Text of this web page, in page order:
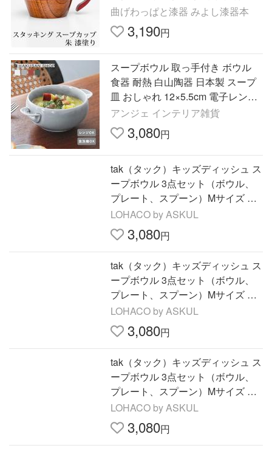
り 味噌汁 おしゃれ 取っ手付き 汁
椀 おわん 木製 食器
曲げわっぱと漆器 みよし漆器本
3,190円
スープボウル 取っ手付き ボウル
食器 耐熱 白山陶器 日本製 スープ
皿 おしゃれ 12×5.5cm 電子レンジ
可能 食洗機可能
アンジェ インテリア雑貨
3,080円
tak（タック）キッズディッシュ ス
ープボウル 3点セット（ボウル、
プレート、スプーン）Mサイズ オ
レンジ 電子レンジ対応 1セット 竹
中
LOHACO by ASKUL
3,080円
tak（タック）キッズディッシュ ス
ープボウル 3点セット（ボウル、
プレート、スプーン）Mサイズ イ
エロー 電子レンジ対応 1セット 竹
中
LOHACO by ASKUL
3,080円
tak（タック）キッズディッシュ ス
ープボウル 3点セット（ボウル、
プレート、スプーン）Mサイズ グ
レー 電子レンジ対応 1セット 竹中
LOHACO by ASKUL
3,080円